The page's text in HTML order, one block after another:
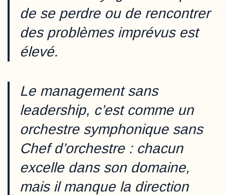
de se perdre ou de rencontrer
des problèmes imprévus est
élevé.
Le management sans
leadership, c’est comme un
orchestre symphonique sans
Chef d’orchestre : chacun
excelle dans son domaine,
mais il manque la direction